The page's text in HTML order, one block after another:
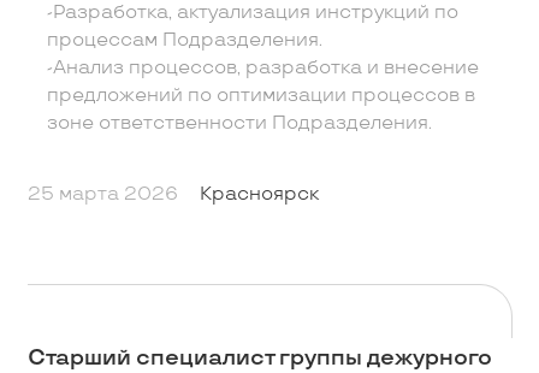
-Разработка, актуализация инструкций по
процессам Подразделения.
-Анализ процессов, разработка и внесение
предложений по оптимизации процессов в
зоне ответственности Подразделения.
25 марта 2026 Красноярск
Старший специалист группы дежурного